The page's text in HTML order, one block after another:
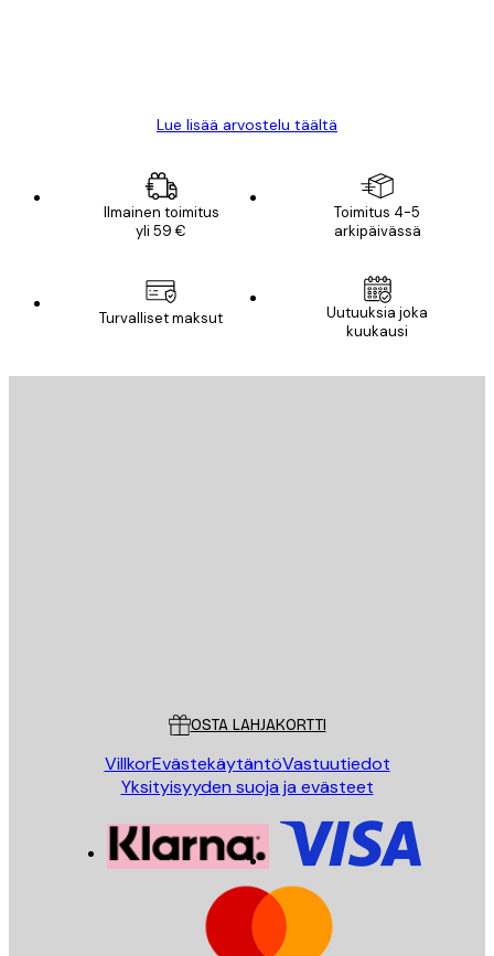
Lue lisää arvostelu täältä
Ilmainen toimitus
yli 59 €
Toimitus 4-5
arkipäivässä
Turvalliset maksut
Uutuuksia joka
kuukausi
OSTA LAHJAKORTTI
VillkorEvästekäytäntöVastuutiedot
Yksityisyyden suoja ja evästeet